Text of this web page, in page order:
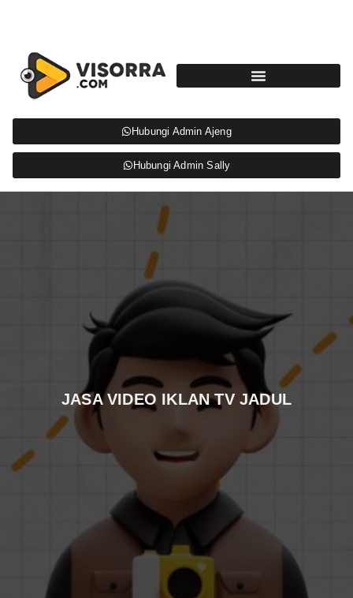
Hubungi Admin Ajeng
Hubungi Admin Sally
JASA VIDEO IKLAN TV JADUL